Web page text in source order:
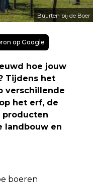
Buurten bij de Boer
op Google
hoe jouw
Tijdens het
verschillende
het erf, de
producten
landbouw en
boeren